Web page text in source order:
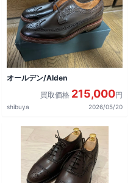
オールデン/Alden
買取価格 215,000円
shibuya 2026/05/20